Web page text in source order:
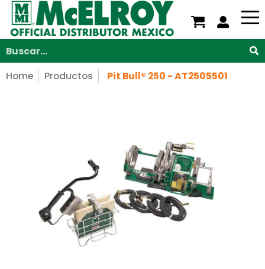
Saltar al contenido principal
Nosotros Servicios Productos Soporte
Buscar...
Home Productos Pit Bull® 250 - AT2505501